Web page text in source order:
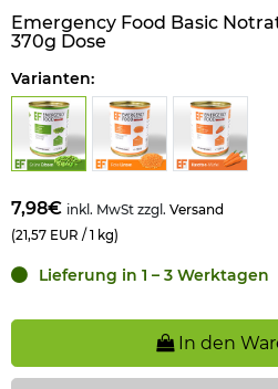
Emergency Food Basic
370g Dose
Varianten:
7,98€ inkl. MwSt zzgl. Versand
(21,57 EUR / 1 kg)
Lieferung in 1 – 3 Werktagen
In den